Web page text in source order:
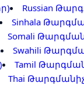
Russian
Sinhala
Somali
Swahili
Tamil
Thai